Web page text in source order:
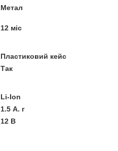
Метал
12 міс
Пластиковий кейс
Так
Li-Ion
1.5 А. г
12 В